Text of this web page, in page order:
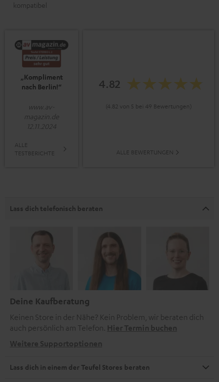
kompatibel
„Kompliment
nach Berlin!“
www.av-
magazin.de
12.11.2024
ALLE
TESTBERICHTE
4.82
(4.82 von 5 bei 49 Bewertungen)
ALLE BEWERTUNGEN
Lass dich telefonisch beraten
Deine Kaufberatung
Keinen Store in der Nähe? Kein Problem, wir beraten dich
auch persönlich am Telefon. Hier Termin buchen
Weitere Supportoptionen
Lass dich in einem der Teufel Stores beraten